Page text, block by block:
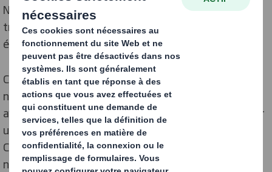
Nous prenons des mesures aujourd’hui pour mener la
transition vers une économie circulaire à faibles
émissions carbone.
Chez DS Smith, la durabilité fait partie intégrante de
notre modèle économique circulaire et nous pouvons
avoir le plus grand impact positif en contribuant à créer
une économie circulaire à faible émission de carbone.
C'est un parcours que nous menons avec nos clients et
nos collègues depuis plus d'une décennie.